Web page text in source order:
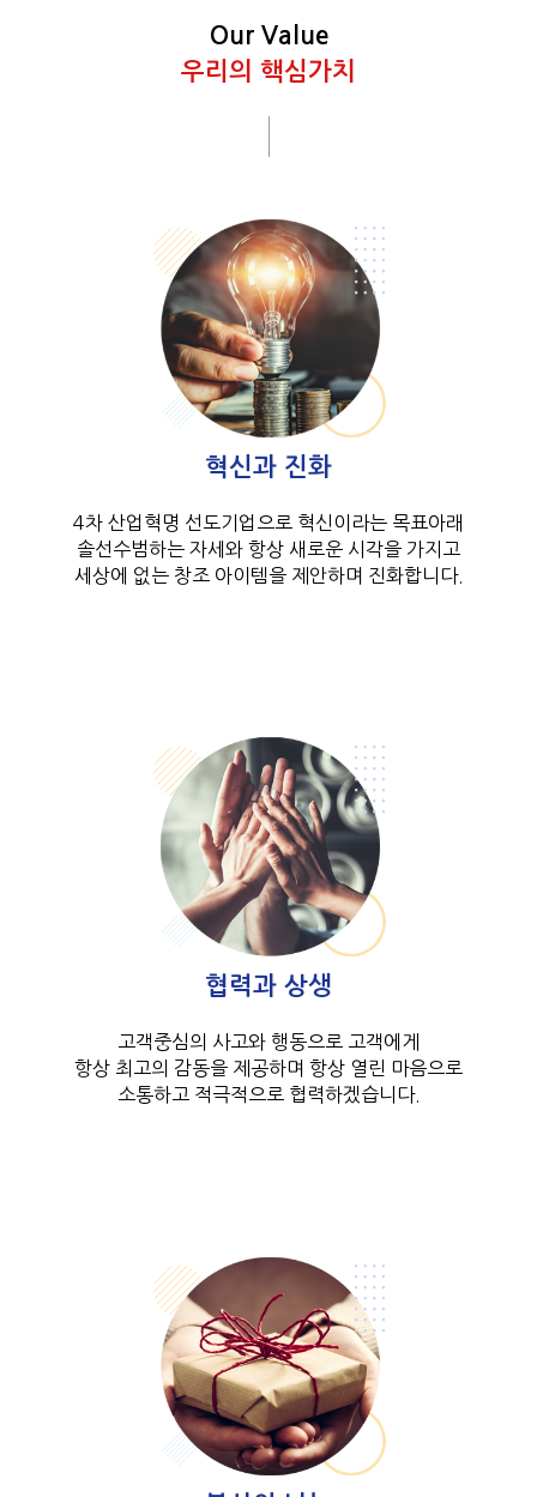
Our Value
우리의 핵심가치
혁신과 진화
4차 산업혁명 선도기업으로 혁신이라는 목표아래
솔선수범하는 자세와 항상 새로운 시각을 가지고
세상에 없는 창조 아이템을 제안하며 진화합니다.
협력과 상생
고객중심의 사고와 행동으로 고객에게
항상 최고의 감동을 제공하며 항상 열린 마음으로
소통하고 적극적으로 협력하겠습니다.